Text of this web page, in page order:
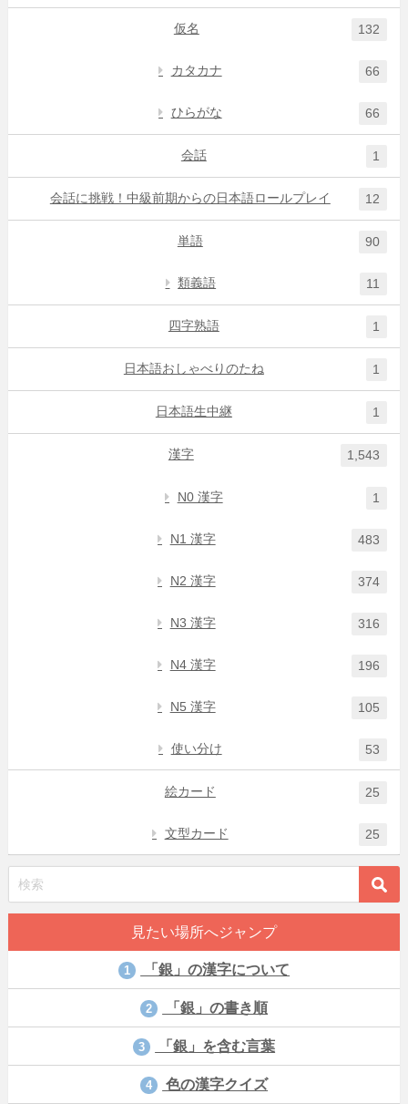
仮名 132
カタカナ 66
ひらがな 66
会話 1
会話に挑戦！中級前期からの日本語ロールプレイ 12
単語 90
類義語 11
四字熟語 1
日本語おしゃべりのたね 1
日本語生中継 1
漢字 1,543
N0 漢字 1
N1 漢字 483
N2 漢字 374
N3 漢字 316
N4 漢字 196
N5 漢字 105
使い分け 53
絵カード 25
文型カード 25
見たい場所へジャンプ
1 「銀」の漢字について
2 「銀」の書き順
3 「銀」を含む言葉
4 色の漢字クイズ